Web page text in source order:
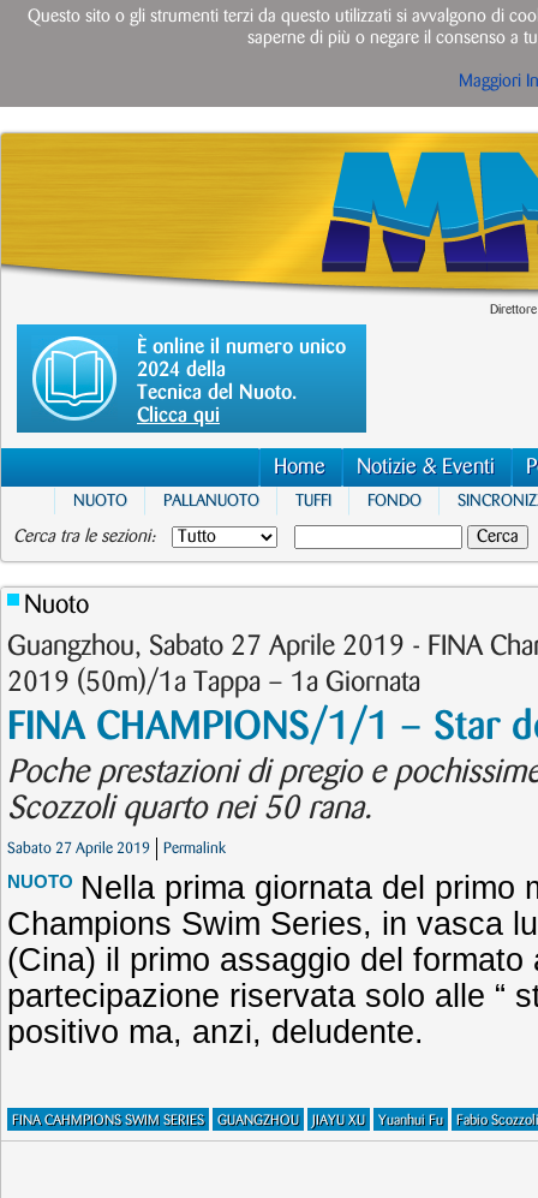
È online il numero unico
2024 della
Tecnica del Nuoto.
Clicca qui
Home Notizie & Eventi
NUOTO PALLANUOTO TUFFI FONDO
Cerca tra le sezioni:
Nuoto
Guangzhou, Sabato 27 Aprile 2019 - FINA
2019 (50m)/1a Tappa – 1a Giornata
FINA CHAMPIONS/1/1 – Star
Poche prestazioni di pregio e
Scozzoli quarto nei 50 rana.
Sabato 27 Aprile 2019 Permalink
NUOTO Nella prima giornata del primo
Champions Swim Series, in vasca
(Cina) il primo assaggio del formato
partecipazione riservata solo alle “
positivo ma, anzi, deludente.
FINA CAHMPIONS SWIM SERIES GUANGZHOU JIAYU XU Yuanhui Fu Fabio Scozzoli
Questo sito o gli strumenti terzi da questo utilizzati si avvalgono di
saperne di più o negare il consenso a
Maggiori